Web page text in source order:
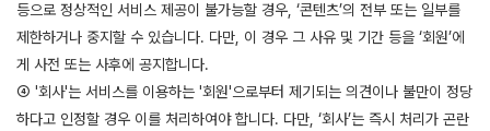
등으로 정상적인 서비스 제공이 불가능할 경우, ‘콘텐츠’의 전부 또는 일부를
제한하거나 중지할 수 있습니다. 다만, 이 경우 그 사유 및 기간 등을 ‘회원’에
게 사전 또는 사후에 공지합니다.
④ '회사'는 서비스를 이용하는 '회원'으로부터 제기되는 의견이나 불만이 정당
하다고 인정할 경우 이를 처리하여야 합니다. 다만, ‘회사’는 즉시 처리가 곤란